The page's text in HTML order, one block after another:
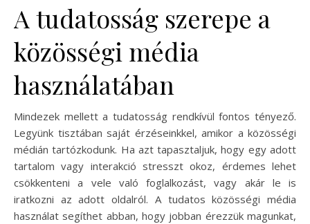
A tudatosság szerepe a
közösségi média
használatában
Mindezek mellett a tudatosság rendkívül fontos tényező.
Legyünk tisztában saját érzéseinkkel, amikor a közösségi
médián tartózkodunk. Ha azt tapasztaljuk, hogy egy adott
tartalom vagy interakció stresszt okoz, érdemes lehet
csökkenteni a vele való foglalkozást, vagy akár le is
iratkozni az adott oldalról. A tudatos közösségi média
használat segíthet abban, hogy jobban érezzük magunkat,